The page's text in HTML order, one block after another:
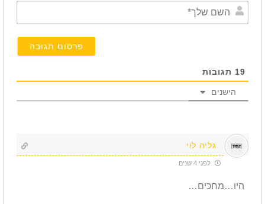
19 תגובות
הישנים
גליה לוי
לפני 4 שנים
היו…מחכים…